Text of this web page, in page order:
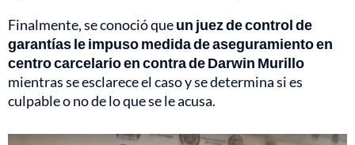
Finalmente, se conoció queun juez de control de
garantías le impuso medida de aseguramiento en
centro carcelario en contra de Darwin Murillo
mientras se esclarece el caso y se determina si es
culpable o no de lo que se le acusa.